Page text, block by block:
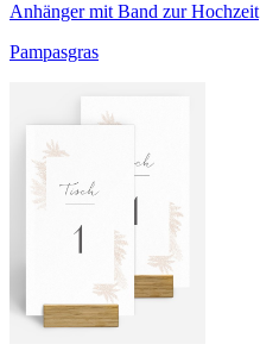
Anhänger mit Band zur Hochzeit
Pampasgras